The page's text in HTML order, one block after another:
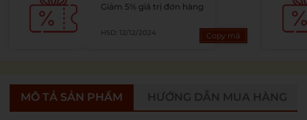
Giảm 5% giá trị đơn hàng
HSD: 12/12/2024 Copy mã
MÔ TẢ SẢN PHẨM HƯỚNG DẪN MUA HÀNG